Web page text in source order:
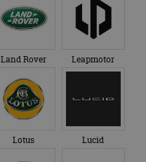
Land Rover Leapmotor
Lotus Lucid